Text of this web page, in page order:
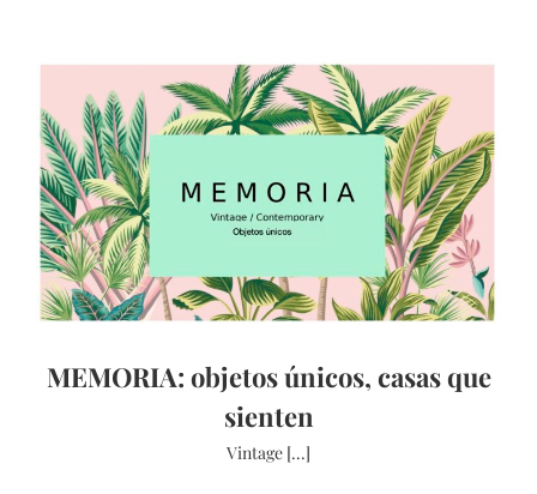
MEMORIA: objetos únicos, casas que
sienten
Vintage [...]